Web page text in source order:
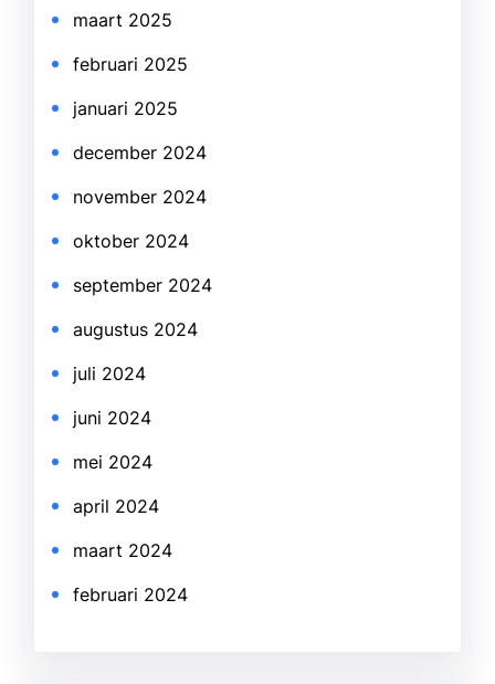
maart 2025
februari 2025
januari 2025
december 2024
november 2024
oktober 2024
september 2024
augustus 2024
juli 2024
juni 2024
mei 2024
april 2024
maart 2024
februari 2024